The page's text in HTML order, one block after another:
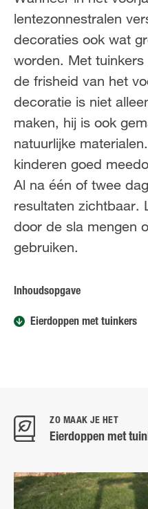
lentezonnestralen
decoraties ook wat
worden. Met
de frisheid van het
decoratie is niet
maken, hij is ook
natuurlijke
kinderen goed
Al na één of twee
resultaten zichtbaar.
door de sla mengen
gebruiken.
Inhoudsopgave
Eierdoppen met tuinkers
ZO MAAK JE HET
Eierdoppen met